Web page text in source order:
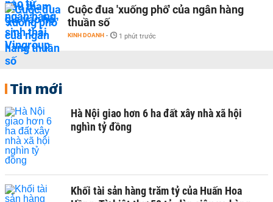
Cuộc đua 'xuống phố' của ngân hàng
thuần số
KINH DOANH - 1 phút trước
Tin mới
Hà Nội giao hơn 6 ha đất xây nhà xã hội
nghìn tỷ đồng
Khối tài sản hàng trăm tỷ của Huấn Hoa